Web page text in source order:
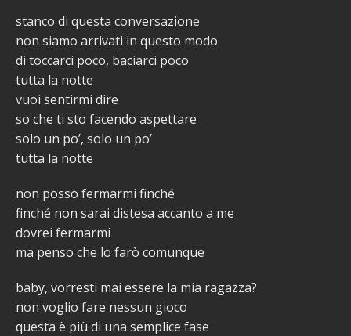
stanco di questa conversazione
non siamo arrivati in questo modo
di toccarci poco, baciarci poco
tutta la notte
vuoi sentirmi dire
so che ti sto facendo aspettare
solo un po’, solo un po’
tutta la notte
non posso fermarmi finché
finché non sarai distesa accanto a me
dovrei fermarmi
ma penso che lo farò comunque
baby, vorresti mai essere la mia ragazza?
non voglio fare nessun gioco
questa è più di una semplice fase